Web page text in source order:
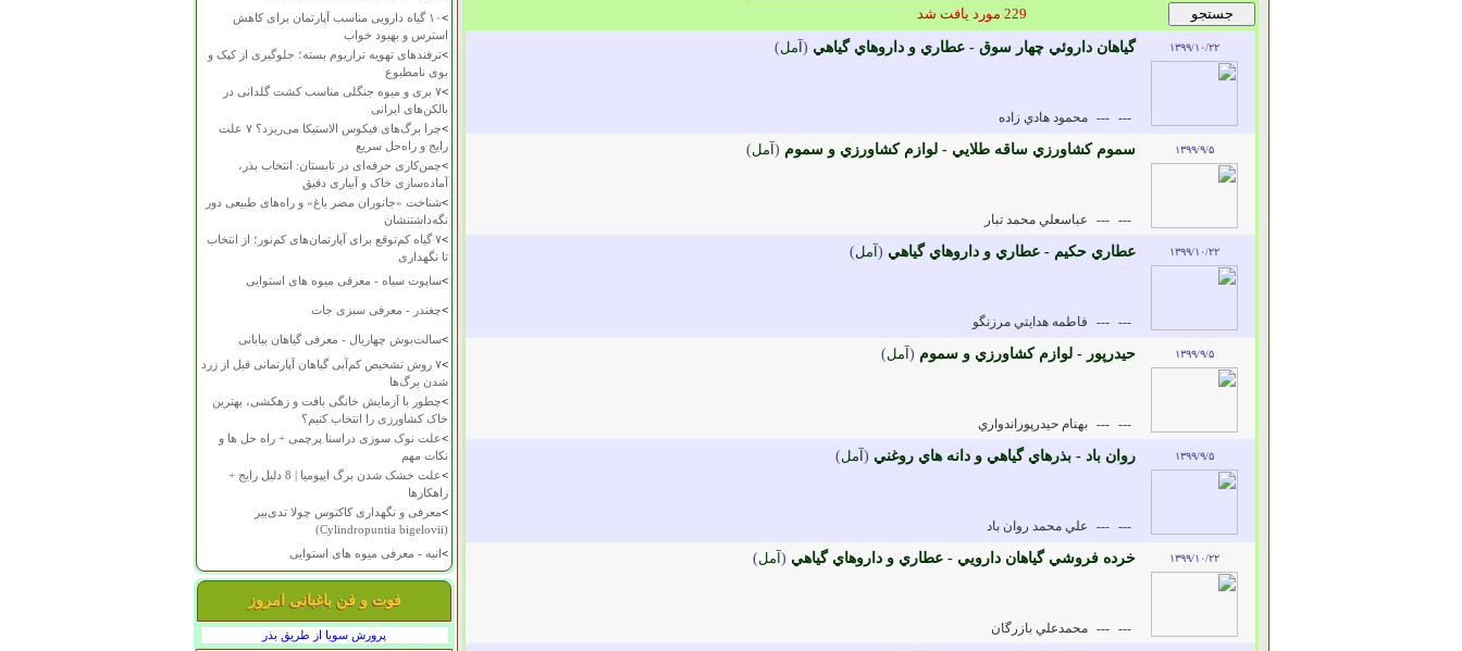
>
۱۰ گیاه دارویی مناسب آپارتمان برای کاهش
استرس و بهبود خواب
>ترفندهای تهویه تراریوم بسته؛ جلوگیری از کپک و
بوی نامطبوع
>
۷ بری و میوه جنگلی مناسب کشت گلدانی در
بالکن‌های ایرانی
>
چرا برگ‌های فیکوس الاستیکا می‌ریزد؟ ۷ علت
رایج و راه‌حل سریع
>چمن‌کاری حرفه‌ای در تابستان: انتخاب بذر،
آماده‌سازی خاک و آبیاری دقیق
>شناخت «جانوران مضر باغ» و راه‌های طبیعی دور
نگه‌داشتنشان
>
۷ گیاه کم‌توقع برای آپارتمان‌های کم‌نور؛ از انتخاب
تا نگهداری
>ساپوت سیاه - معرفی میوه های استوایی
>چغندر - معرفی سبزی جات
>سالت‌بوش چهاربال - معرفی گیاهان بیابانی
>
۷ روش تشخیص کم‌آبی گیاهان آپارتمانی قبل از زرد
شدن برگ‌ها
>چطور با آزمایش خانگی بافت و زهکشی، بهترین
خاک کشاورزی را انتخاب کنیم؟
>علت نوک سوزی دراسنا پرچمی + راه حل ها و
نکات مهم
>
علت خشک شدن برگ ایپومیا | 8 دلیل رایج +
راهکارها
>معرفی و نگهداری کاکتوس چولا تدی‌بیر
(Cylindropuntia bigelovii)
>انبه - معرفی میوه های استوایی
فوت و فن باغبانی امروز
پرورش سویا از طریق بذر
229 مورد یافت شد
۱۳۹۹/۱۰/۲۲ گياهان داروئي چهار سوق - عطاري و داروهاي گياهي (آمل)
---
--- محمود هادي زاده
۱۳۹۹/۹/۵ سموم کشاورزي ساقه طلايي - لوازم کشاورزي و سموم (آمل)
---
--- عباسعلي محمد تبار
۱۳۹۹/۱۰/۲۲ عطاري حکيم - عطاري و داروهاي گياهي (آمل)
---
--- فاطمه هدايتي مرزنگو
۱۳۹۹/۹/۵ حيدرپور - لوازم کشاورزي و سموم (آمل)
---
--- بهنام حيدرپوراندواري
۱۳۹۹/۹/۵ روان باد - بذرهاي گياهي و دانه هاي روغني (آمل)
---
--- علي محمد روان باد
۱۳۹۹/۱۰/۲۲ خرده فروشي گياهان دارويي - عطاري و داروهاي گياهي (آمل)
---
--- محمدعلي بازرگان